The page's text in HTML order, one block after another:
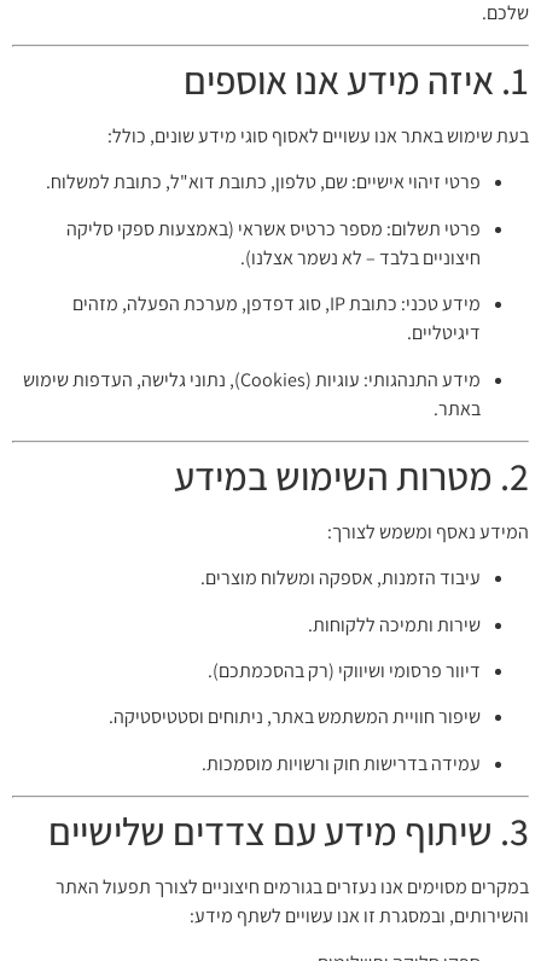
שלכם.
1. איזה מידע אנו אוספים
בעת שימוש באתר אנו עשויים לאסוף סוגי מידע שונים, כולל:
פרטי זיהוי אישיים: שם, טלפון, כתובת דוא"ל, כתובת למשלוח.
פרטי תשלום: מספר כרטיס אשראי (באמצעות ספקי סליקה
חיצוניים בלבד – לא נשמר אצלנו).
מידע טכני: כתובת IP, סוג דפדפן, מערכת הפעלה, מזהים
דיגיטליים.
מידע התנהגותי: עוגיות (Cookies), נתוני גלישה, העדפות שימוש
באתר.
2. מטרות השימוש במידע
המידע נאסף ומשמש לצורך:
עיבוד הזמנות, אספקה ומשלוח מוצרים.
שירות ותמיכה ללקוחות.
דיוור פרסומי ושיווקי (רק בהסכמתכם).
שיפור חוויית המשתמש באתר, ניתוחים וסטטיסטיקה.
עמידה בדרישות חוק ורשויות מוסמכות.
3. שיתוף מידע עם צדדים שלישיים
במקרים מסוימים אנו נעזרים בגורמים חיצוניים לצורך תפעול האתר
והשירותים, ובמסגרת זו אנו עשויים לשתף מידע: